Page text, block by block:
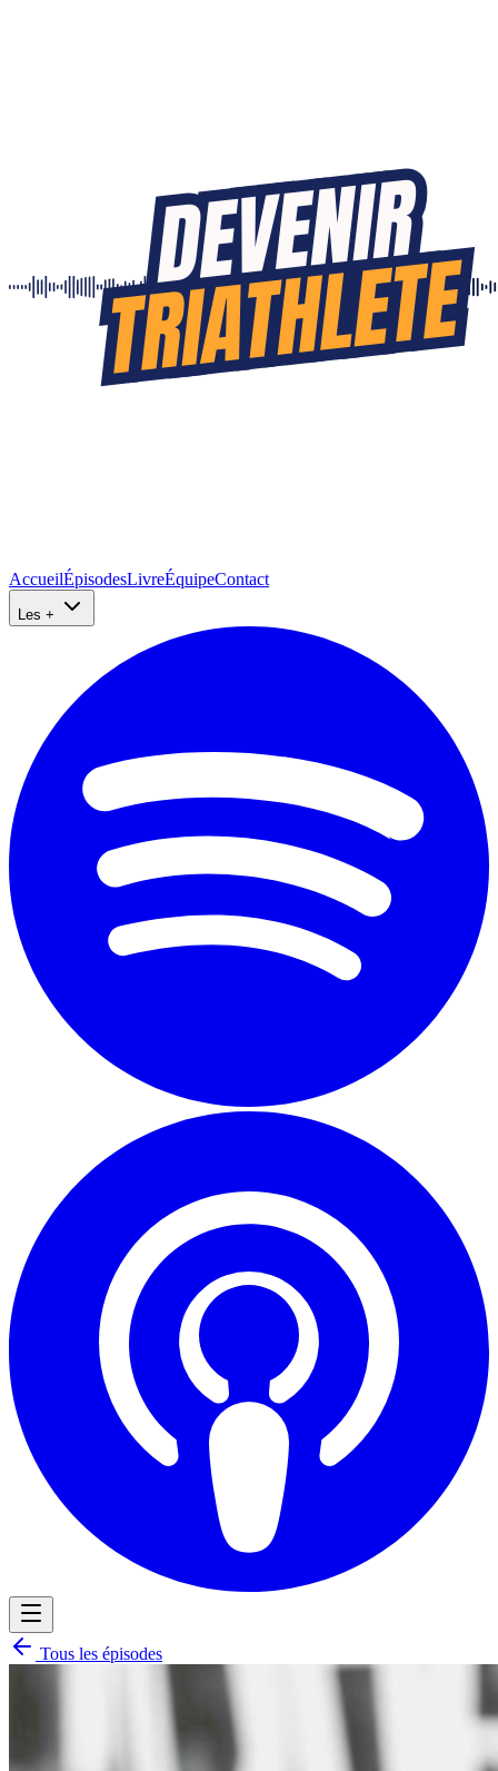
AccueilÉpisodesLivreÉquipeContact
Les +
Tous les épisodes